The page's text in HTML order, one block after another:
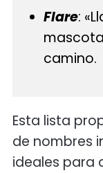
Flare:
camino.
Esta lista
de nombres
ideales para